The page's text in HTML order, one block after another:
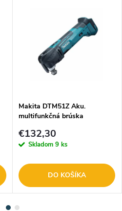
Makita DTM51Z Aku.
multifunkčná brúska
€132,30
Skladom 9 ks
DO KOŠÍKA